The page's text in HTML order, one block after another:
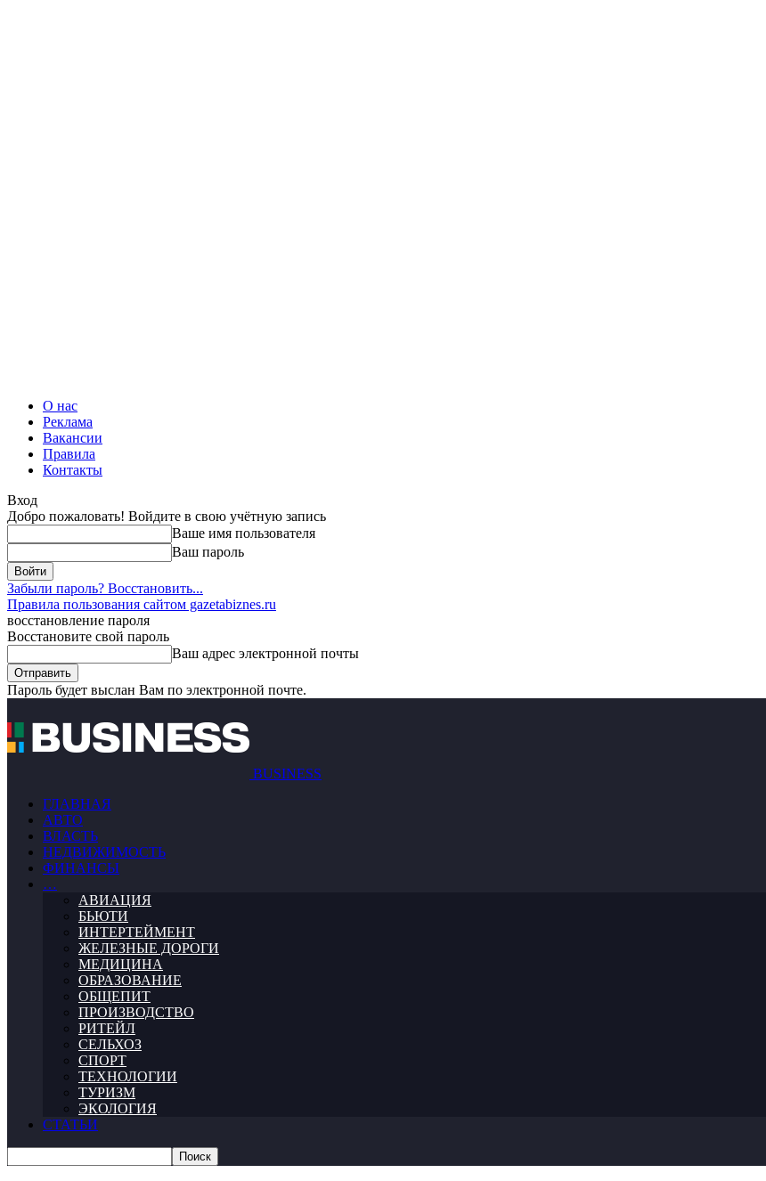
О нас
Реклама
Вакансии
Правила
Контакты
Вход
Добро пожаловать! Войдите в свою учётную запись
Ваше имя пользователя
Ваш пароль
Забыли пароль? Восстановить...
Правила пользования сайтом gazetabiznes.ru
восстановление пароля
Восстановите свой пароль
Ваш адрес электронной почты
Пароль будет выслан Вам по электронной почте.
BUSINESS
ГЛАВНАЯ
АВТО
ВЛАСТЬ
НЕДВИЖИМОСТЬ
ФИНАНСЫ
…
АВИАЦИЯ
БЬЮТИ
ИНТЕРТЕЙМЕНТ
ЖЕЛЕЗНЫЕ ДОРОГИ
МЕДИЦИНА
ОБРАЗОВАНИЕ
ОБЩЕПИТ
ПРОИЗВОДСТВО
РИТЕЙЛ
СЕЛЬХОЗ
СПОРТ
ТЕХНОЛОГИИ
ТУРИЗМ
ЭКОЛОГИЯ
СТАТЬИ